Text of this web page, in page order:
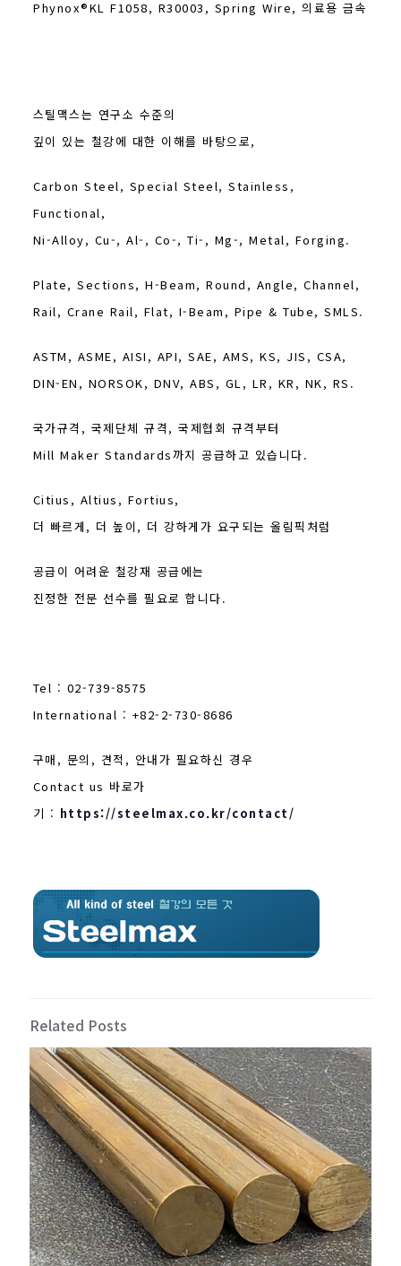
Phynox®KL F1058, R30003, Spring Wire, 의료용 금속
스틸맥스는 연구소 수준의
깊이 있는 철강에 대한 이해를 바탕으로,
Carbon Steel, Special Steel, Stainless,
Functional,
Ni-Alloy, Cu-, Al-, Co-, Ti-, Mg-, Metal, Forging.
Plate, Sections, H-Beam, Round, Angle, Channel,
Rail, Crane Rail, Flat, I-Beam, Pipe & Tube, SMLS.
ASTM, ASME, AISI, API, SAE, AMS, KS, JIS, CSA,
DIN-EN, NORSOK, DNV, ABS, GL, LR, KR, NK, RS.
국가규격, 국제단체 규격, 국제협회 규격부터
Mill Maker Standards까지 공급하고 있습니다.
Citius, Altius, Fortius,
더 빠르게, 더 높이, 더 강하게가 요구되는 올림픽처럼
공급이 어려운 철강재 공급에는
진정한 전문 선수를 필요로 합니다.
Tel : 02-739-8575
International : +82-2-730-8686
구매, 문의, 견적, 안내가 필요하신 경우
Contact us 바로가
기 : https://steelmax.co.kr/contact/
Related Posts